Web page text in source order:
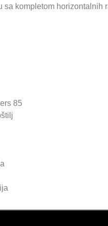
sa kompletom horizontalnih
85